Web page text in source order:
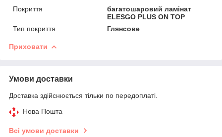
Покриття
багатошаровий ламінат
ELESGO PLUS ON TOP
Тип покриття
Глянсове
Приховати
Умови доставки
Доставка здійснюється тільки по передоплаті.
Нова Пошта
Всі умови доставки